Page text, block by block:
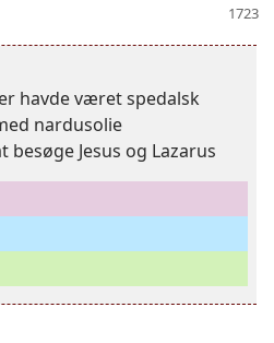
havde været spedalsk
nardusolie
besøge Jesus og Lazarus